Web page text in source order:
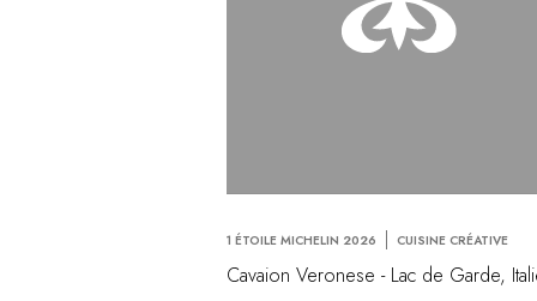
1 ÉTOILE MICHELIN 2026 CUISINE CRÉATIVE
Cavaion Veronese - Lac de Garde,